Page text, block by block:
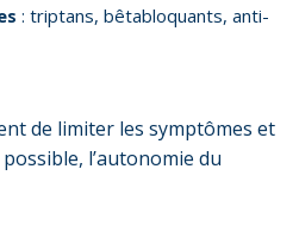
: triptans, bêtabloquants, anti-
de limiter les symptômes et
l’autonomie du